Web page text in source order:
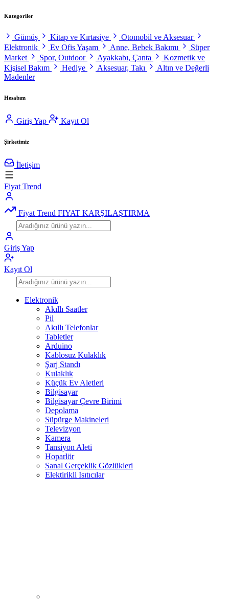
Kategoriler
Gümüş Kitap ve Kırtasiye
Otomobil ve Aksesuar
Elektronik
Ev Ofis Yaşam Anne, Bebek Bakımı
Süper
Market
Spor, Outdoor Ayakkabı, Çanta
Kozmetik ve
Kişisel Bakım
Hediye Aksesuar, Takı
Altın ve Değerli
Madenler
Hesabım
Giriş Yap Kayıt Ol
Şirketimiz
İletişim
Fiyat Trend
Fiyat Trend FIYAT KARŞILAŞTIRMA
Giriş Yap
Kayıt Ol
Elektronik
Akıllı Saatler
Pil
Akıllı Telefonlar
Tabletler
Arduino
Kablosuz Kulaklık
Şarj Standı
Kulaklık
Küçük Ev Aletleri
Bilgisayar
Bilgisayar Çevre Birimi
Depolama
Süpürge Makineleri
Televizyon
Kamera
Tansiyon Aleti
Hoparlör
Sanal Gerçeklik Gözlükleri
Elektirikli Isıtıcılar